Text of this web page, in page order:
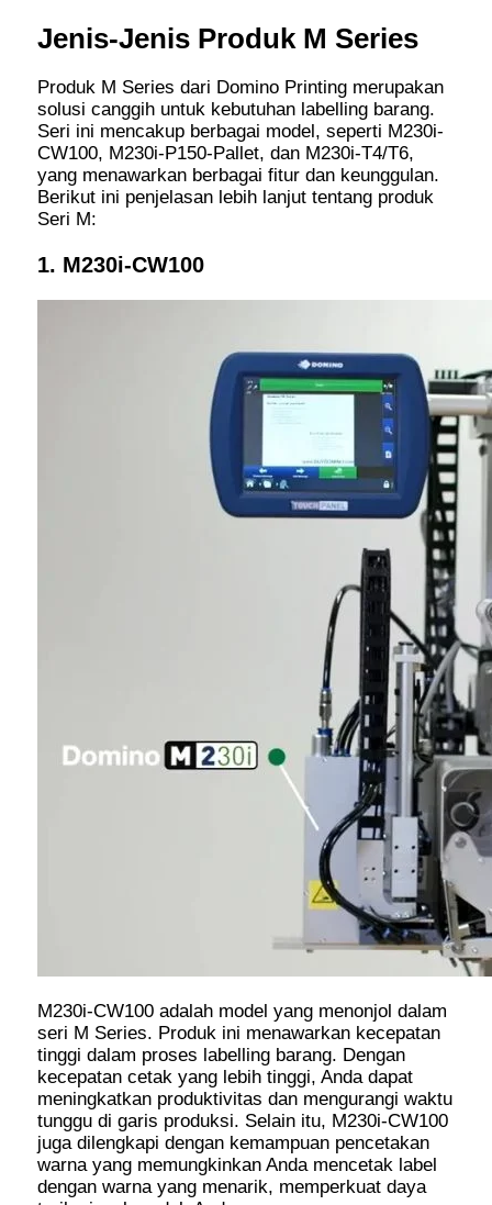
Jenis-Jenis Produk M Series
Produk M Series dari Domino Printing merupakan
solusi canggih untuk kebutuhan labelling barang.
Seri ini mencakup berbagai model, seperti M230i-
CW100, M230i-P150-Pallet, dan M230i-T4/T6,
yang menawarkan berbagai fitur dan keunggulan.
Berikut ini penjelasan lebih lanjut tentang produk
Seri M:
1. M230i-CW100
M230i-CW100 adalah model yang menonjol dalam
seri M Series. Produk ini menawarkan kecepatan
tinggi dalam proses labelling barang. Dengan
kecepatan cetak yang lebih tinggi, Anda dapat
meningkatkan produktivitas dan mengurangi waktu
tunggu di garis produksi. Selain itu, M230i-CW100
juga dilengkapi dengan kemampuan pencetakan
warna yang memungkinkan Anda mencetak label
dengan warna yang menarik, memperkuat daya